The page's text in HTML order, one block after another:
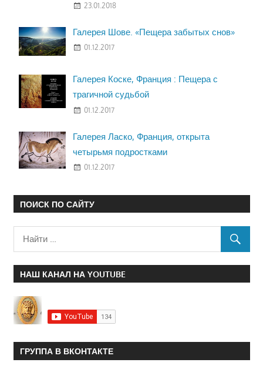
23.01.2018
Галерея Шове. «Пещера забытых снов»
01.12.2017
Галерея Коске, Франция : Пещера с
трагичной судьбой
01.12.2017
Галерея Ласко, Франция, открыта
четырьмя подростками
01.12.2017
ПОИСК ПО САЙТУ
НАШ КАНАЛ НА YOUTUBE
ГРУППА В ВКОНТАКТЕ